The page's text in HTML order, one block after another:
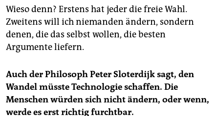
Wieso denn? Erstens hat jeder die freie Wahl.
Zweitens will ich niemanden ändern, sondern
denen, die das selbst wollen, die besten
Argumente liefern.
Auch der Philosoph Peter Sloterdijk sagt, den
Wandel müsste Technologie schaffen. Die
Menschen würden sich nicht ändern, oder wenn,
werde es erst richtig furchtbar.